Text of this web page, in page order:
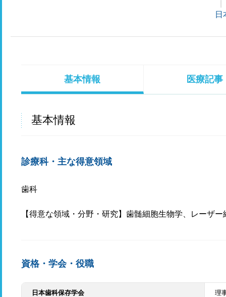
日
基本情報 医療記事
基本情報
診療科・主な得意領域
歯科
【得意な領域・分野・研究】歯髄細胞生物学、レーザ
資格・学会・役職
日本歯科保存学会 理